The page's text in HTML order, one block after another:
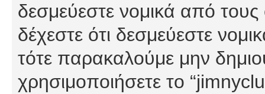
δεσμεύεστε νομικά από
δέχεστε ότι δεσμεύεστε
τότε παρακαλούμε μην
χρησιμοποιήσετε το